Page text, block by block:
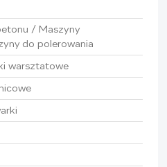
/ Maszyny
do polerowania
warsztatowe